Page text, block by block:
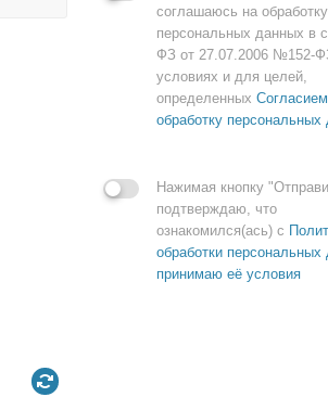
соглашаюсь на
персональных данных в
ФЗ от 27.07.2006 №152-
условиях и для целей,
определенных
обработку персональных
Нажимая кнопку
подтверждаю, что
ознакомился(ась) с
обработки персональных
принимаю её условия